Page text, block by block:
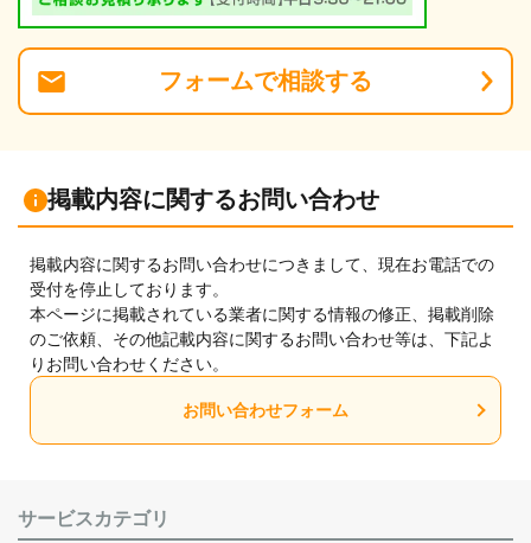
フォームで相談する
掲載内容に関するお問い合わせ
掲載内容に関するお問い合わせにつきまして、現在お電話での
受付を停止しております。
本ページに掲載されている業者に関する情報の修正、掲載削除
のご依頼、その他記載内容に関するお問い合わせ等は、下記よ
りお問い合わせください。
お問い合わせフォーム
サービスカテゴリ